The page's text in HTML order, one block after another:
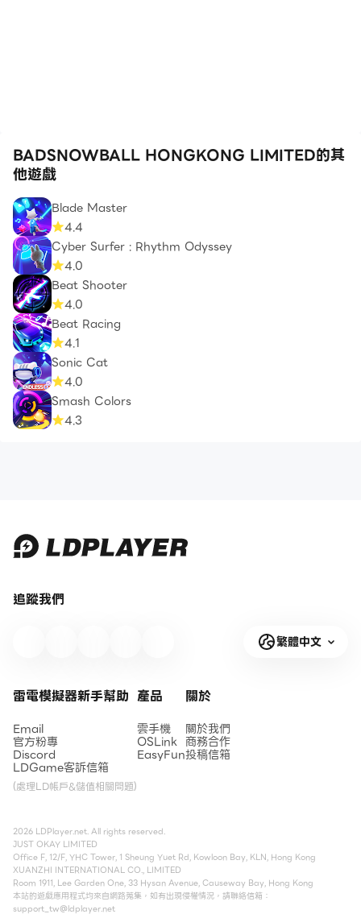
BADSNOWBALL HONGKONG LIMITED的其
他遊戲
Blade Master
4.4
Cyber Surfer : Rhythm Odyssey
4.0
Beat Shooter
4.0
Beat Racing
4.1
Sonic Cat
4.0
Smash Colors
4.3
追蹤我們
繁體中文
雷電模擬器新手幫助
Email
官方粉專
Discord
LDGame客訴信箱
(處理LD帳戶&儲值相關問題)
產品
雲手機
OSLink
EasyFun
關於
關於我們
商務合作
投稿信箱
2026 LDPlayer.net. All rights reserved.
JUST OKAY LIMITED
Office F, 12/F, YHC Tower, 1 Sheung Yuet Rd, Kowloon Bay, KLN, Hong Kong
XUANZHI INTERNATIONAL CO., LIMITED
Room 1911, Lee Garden One, 33 Hysan Avenue, Causeway Bay, Hong Kong
本站的遊戲應用程式均來自網路蒐集，如有出現侵權情況，請聯絡信箱：
support_tw@ldplayer.net